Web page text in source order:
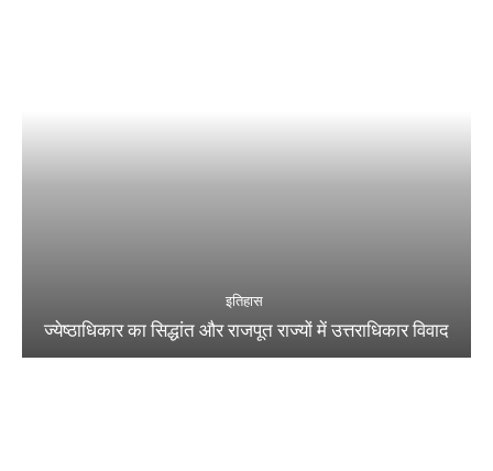
इतिहास
ज्येष्ठाधिकार का सिद्धांत और राजपूत राज्यों में उत्तराधिकार विवाद